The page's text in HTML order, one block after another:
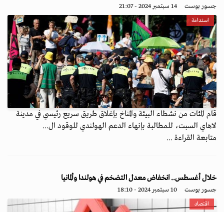
جسور بوست 14 سبتمبر 2024 - 21:07
استدامة
قام المئات من نشطاء البيئة والمناخ بإغلاق طريق سريع رئيسي في مدينة
لاهاي السبت، للمطالبة بإنهاء الدعم الهولندي للوقود ال...
متابعة القراءة ...
خلال أغسطس.. انخفاض معدل التضخم في هولندا وألمانيا
جسور بوست 10 سبتمبر 2024 - 18:10
اقتصاد